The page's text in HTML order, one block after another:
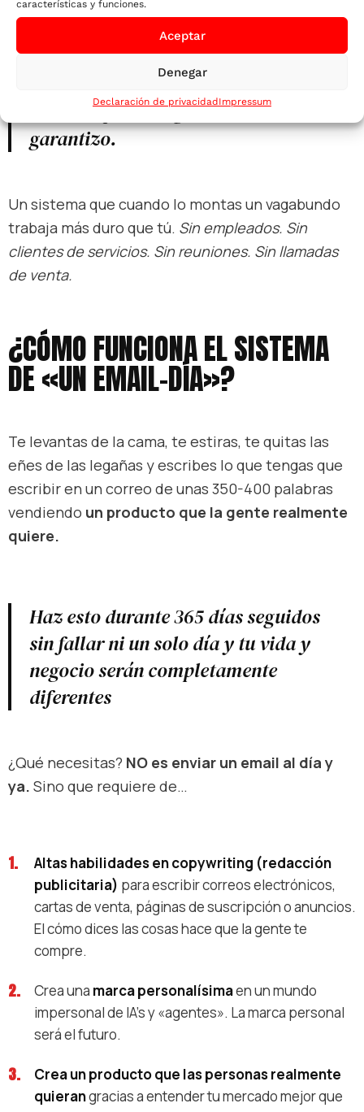
características y funciones.
Aceptar
Denegar
Declaración de privacidadImpressum
introvertido que escribe un email en 10 minutos
y se pasa el resto del día acariciando aceras.
Eso SÍ se puede lograr, te lo
garantizo.
Un sistema que cuando lo montas un vagabundo
trabaja más duro que tú. Sin empleados. Sin
clientes de servicios. Sin reuniones. Sin llamadas
de venta.
¿CÓMO FUNCIONA EL SISTEMA
DE «UN EMAIL-DÍA»?
Te levantas de la cama, te estiras, te quitas las
eñes de las legañas y escribes lo que tengas que
escribir en un correo de unas 350-400 palabras
vendiendo un producto que la gente realmente
quiere.
Haz esto durante 365 días seguidos
sin fallar ni un solo día y tu vida y
negocio serán completamente
diferentes
¿Qué necesitas? NO es enviar un email al día y
ya. Sino que requiere de…
Altas habilidades en copywriting (redacción
publicitaria) para escribir correos electrónicos,
cartas de venta, páginas de suscripción o anuncios.
El cómo dices las cosas hace que la gente te
compre.
Crea una marca personalísimaen un mundo
impersonal de IA's y «agentes». La marca personal
será el futuro.
Crea un producto que las personas realmente
quierangracias a entender tu mercado mejor que